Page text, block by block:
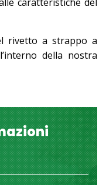
caratteristiche del
rivetto a strappo a
della nostra